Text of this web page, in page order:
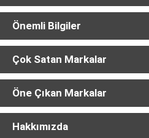
Önemli Bilgiler
Çok Satan Markalar
Öne Çıkan Markalar
Hakkımızda